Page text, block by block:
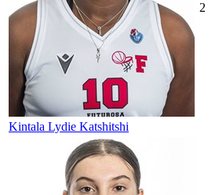
Kintala Lydie Katshitshi
2